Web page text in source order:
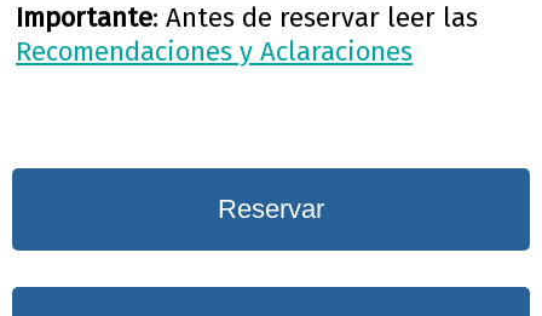
Importante: Antes de reservar leer las
Recomendaciones y Aclaraciones
Reservar